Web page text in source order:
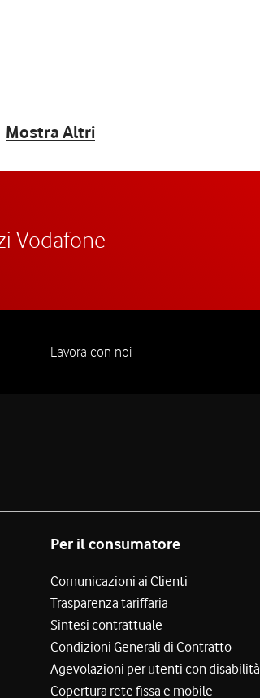
Mostra Altri
Vodafone
Lavora con noi
Per il consumatore
Comunicazioni ai Clienti
Trasparenza tariffaria
Sintesi contrattuale
Condizioni Generali di Contratto
Agevolazioni per utenti con disabilità
Copertura rete fissa e mobile